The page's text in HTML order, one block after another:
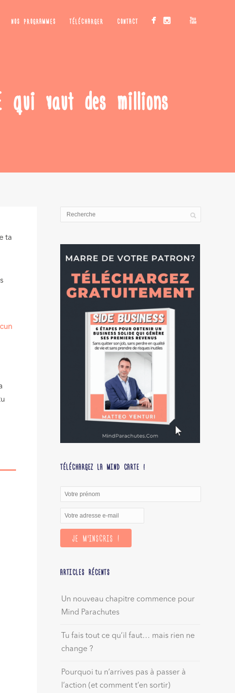
NOS PROGRAMMES TÉLÉCHARGER CONTACT
qui vaut des millions
ta
TÉLÉCHARGEZ LA MIND CARTE !
ARTICLES RÉCENTS
Un nouveau chapitre commence pour
Mind Parachutes
Tu fais tout ce qu’il faut… mais rien ne
change ?
Pourquoi tu n’arrives pas à passer à
l’action (et comment t’en sortir)